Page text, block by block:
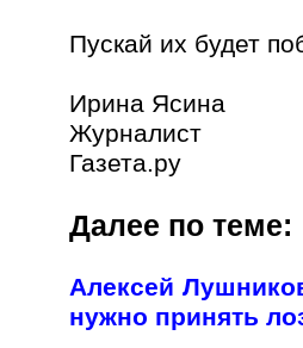
Пускай их будет
Ирина Ясина
Журналист
Газета.ру
Далее по теме:
Алексей
нужно принять